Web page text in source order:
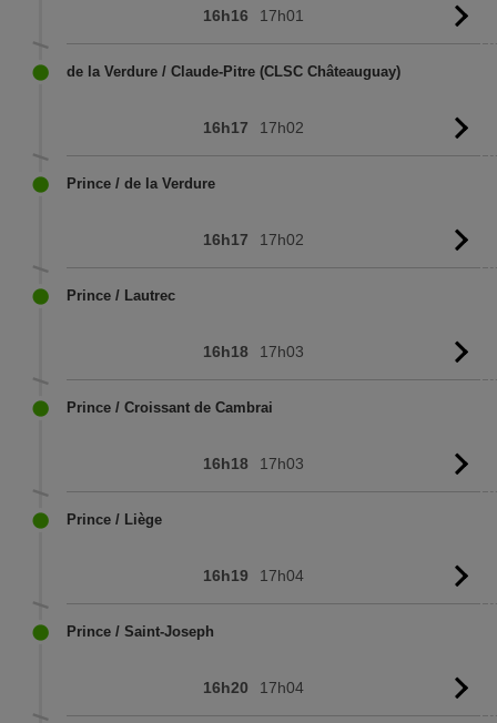
16h16 17h01
de la Verdure / Claude-Pitre (CLSC Châteauguay)
16h17 17h02
Prince / de la Verdure
16h17 17h02
Prince / Lautrec
16h18 17h03
Prince / Croissant de Cambrai
16h18 17h03
Prince / Liège
16h19 17h04
Prince / Saint-Joseph
16h20 17h04